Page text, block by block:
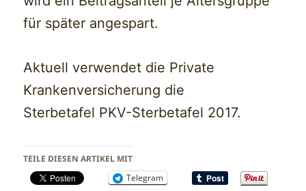
für später angespart.
Aktuell verwendet die Private
Krankenversicherung die
Sterbetafel PKV-Sterbetafel 2017.
TEILE DIESEN ARTIKEL MIT
Telegram